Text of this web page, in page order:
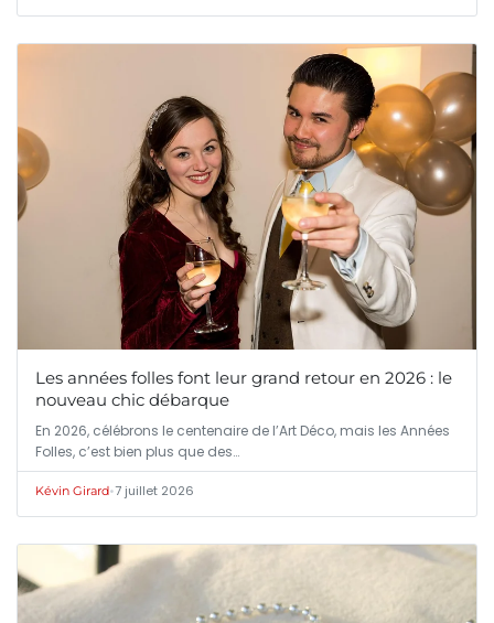
Les années folles font leur grand retour en 2026 : le
nouveau chic débarque
En 2026, célébrons le centenaire de l’Art Déco, mais les Années
Folles, c’est bien plus que des…
Kévin Girard•7 juillet 2026